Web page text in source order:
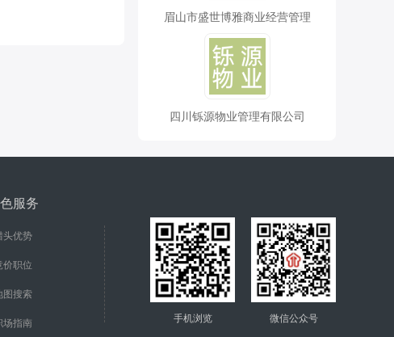
眉山市盛世博雅商业经营管理
四川铄源物业管理有限公司
服务
头优势
价职位
图搜索
场指南 微信公众号
手机浏览